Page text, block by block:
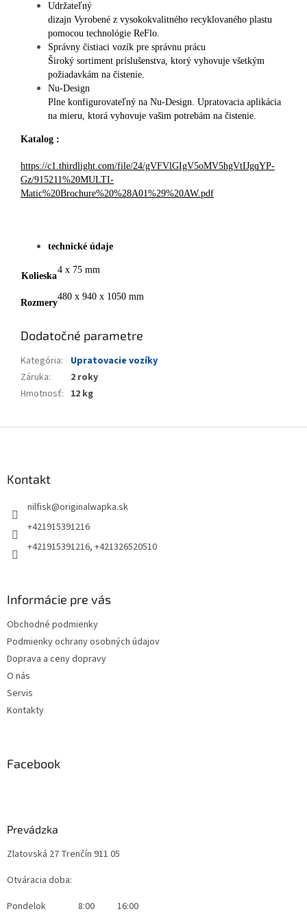
Udržateľný
dizajn Vyrobené z vysokokvalitného recyklovaného plastu
pomocou technológie ReFlo.
Správny čistiaci vozík pre správnu prácu
Široký sortiment príslušenstva, ktorý vyhovuje všetkým
požiadavkám na čistenie.
Nu-Design
Plne konfigurovateľný na Nu-Design. Upratovacia aplikácia
na mieru, ktorá vyhovuje vašim potrebám na čistenie.
Katalog :
https://c1.thirdlight.com/file/24/gVFVlGIgV5oMV5hgVtIJgqYP-
Gz/915211%20MULTI-
Matic%20Brochure%20%28A01%29%20AW.pdf
technické údaje
Kolieska
4 x 75 mm
Rozmery
480 x 940 x 1050 mm
Dodatočné parametre
Kategória:
Upratovacie vozíky
Záruka:
2 roky
Hmotnosť: 12 kg
Kontakt
nilfisk@originalwapka.sk
+421915391216
+421915391216, +421326520510
Informácie pre vás
Obchodné podmienky
Podmienky ochrany osobných údajov
Doprava a ceny dopravy
O nás
Servis
Kontakty
Facebook
Prevádzka
Zlatovská 27 Trenčín 911 05
Otváracia doba:
Pondelok
8:00
16:00